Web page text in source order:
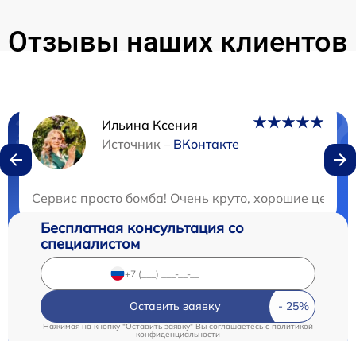
Отзывы наших клиентов
Ильина Ксения
Источник – ВКонтакте
Сервис просто бомба! Очень круто, хорошие цены
Нужна консультация?
Бесплатная консультация со
специалистом
Оставить заявку
Нажимая на кнопку "Оставить заявку" Вы соглашаетесь c политикой
конфиденциальности